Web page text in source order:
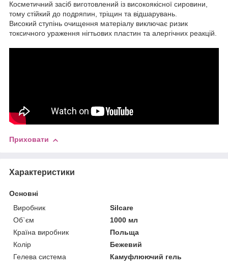
Косметичний засіб виготовлений із високоякісної сировини,
тому стійкий до подряпин, тріщин та відшарувань.
Високий ступінь очищення матеріалу виключає ризик
токсичного ураження нігтьових пластин та алергічних реакцій.
Приховати
Характеристики
Основні
Виробник
Silcare
Об`єм
1000 мл
Країна виробник
Польща
Колір
Бежевий
Гелева система
Камуфлюючий гель